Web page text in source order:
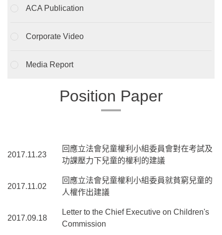
ACA Publication
Corporate Video
Media Report
Position Paper
2017.11.23
回應立法會兒童權利小組委員會對在考試及
功課壓力下兒童的權利的建議
2017.11.02
回應立法會兒童權利小組委員就貧窮兒童的
人權作出建議
2017.09.18
Letter to the Chief Executive on Children's
Commission